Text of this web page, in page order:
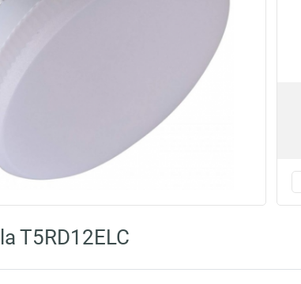
T5RD12ELC